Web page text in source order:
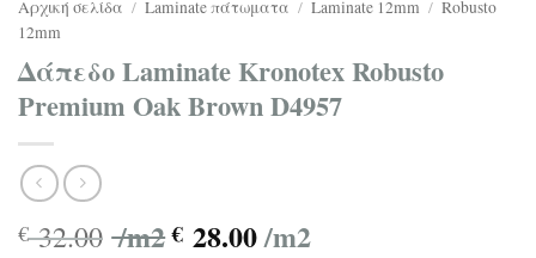
Αρχική σελίδα / Laminate πάτωματα / Laminate 12mm / Robusto
12mm
Δάπεδο Laminate Kronotex Robusto
Premium Oak Brown D4957
€32.00 /m2 € 28.00/m2